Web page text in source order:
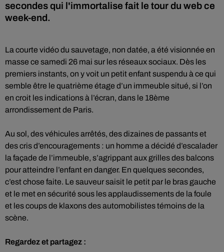
secondes qui l'immortalise fait le tour du web ce
week-end.
La courte vidéo du sauvetage, non datée, a été visionnée en
masse ce samedi 26 mai sur les réseaux sociaux. Dès les
premiers instants, on y voit un petit enfant suspendu à ce qui
semble être le quatrième étage d’un immeuble situé, si l’on
en croit les indications à l’écran, dans le 18ème
arrondissement de Paris.
Au sol, des véhicules arrêtés, des dizaines de passants et
des cris d’encouragements : un homme a décidé d’escalader
la façade de l’immeuble, s’agrippant aux grilles des balcons
pour atteindre l’enfant en danger. En quelques secondes,
c’est chose faite. Le sauveur saisit le petit par le bras gauche
et le met en sécurité sous les applaudissements de la foule
et les coups de klaxons des automobilistes témoins de la
scène.
Regardez et partagez :